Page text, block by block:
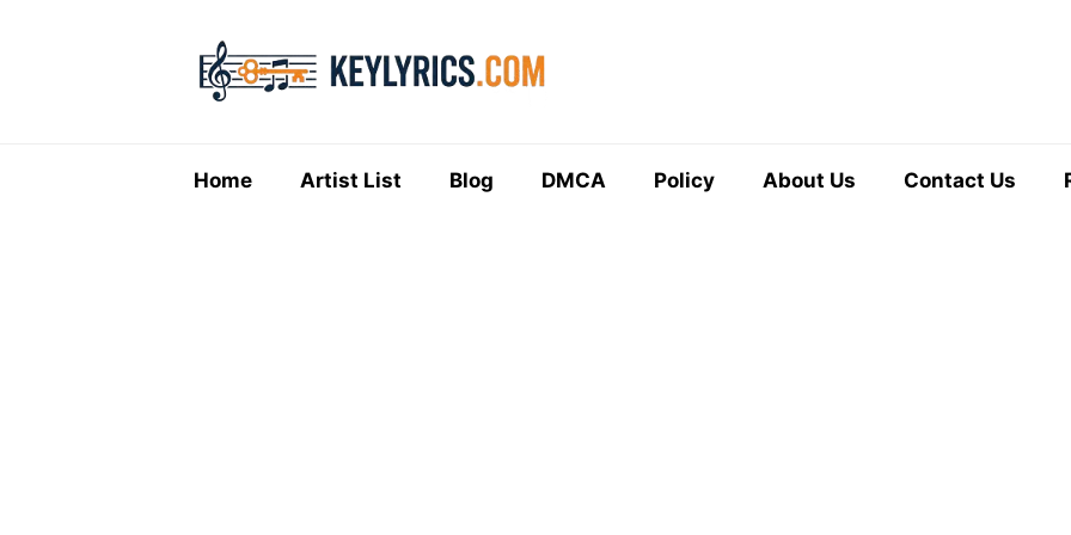
Home Artist List Blog DMCA Policy About Us Contact Us